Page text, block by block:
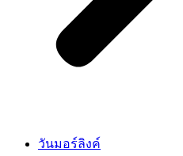
วันมอร์ลิงค์